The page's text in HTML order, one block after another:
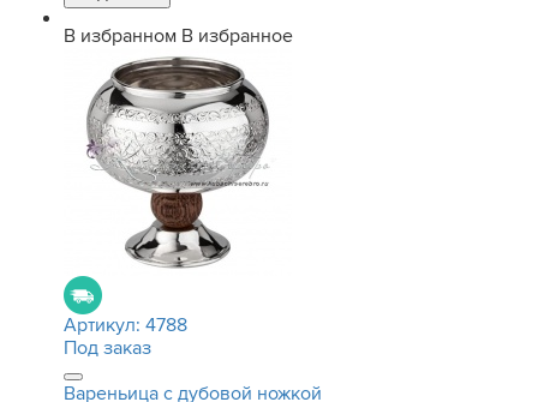
В избранном В избранное
Артикул: 4788
Под заказ
Вареньица с дубовой ножкой